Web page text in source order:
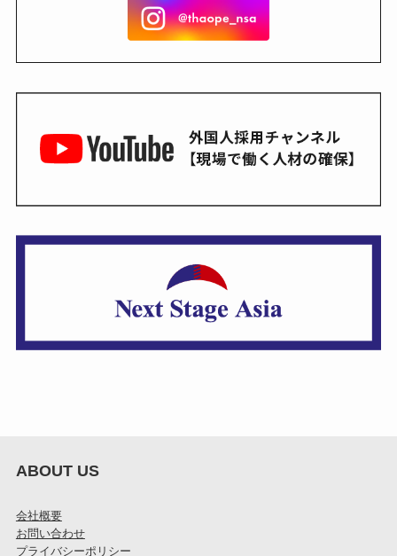
ABOUT US
会社概要
お問い合わせ
プライバシーポリシー